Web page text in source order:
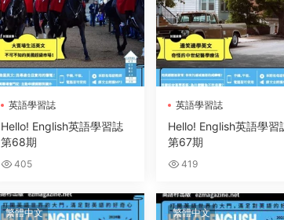
英語學習誌
Hello! English英語學習誌
第68期
405
英語學習誌
Hello! English英語學習
第67期
419
繁體中文 繁體中文